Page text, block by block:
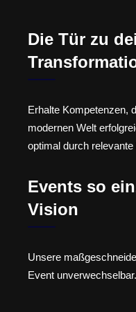
Die Tür zu
Erhalte Kompetenzen,
modernen Welt
optimal durch relevante
Events so
Vision
Unsere
Event unverwechselbar.